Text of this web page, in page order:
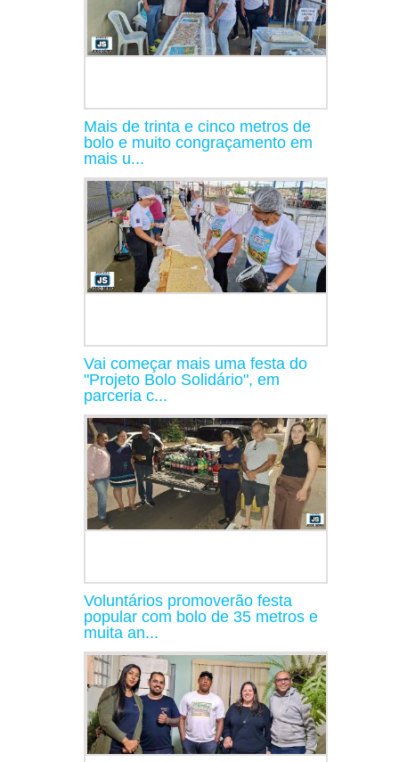
Mais de trinta e cinco metros de
bolo e muito congraçamento em
mais u...
Vai começar mais uma festa do
"Projeto Bolo Solidário", em
parceria c...
Voluntários promoverão festa
popular com bolo de 35 metros e
muita an...